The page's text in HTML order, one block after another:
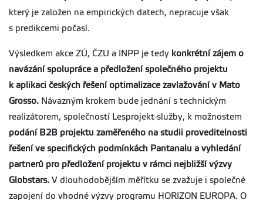
který je založen na empirických datech, nepracuje však
s predikcemi počasí.
Výsledkem akce ZÚ, ČZU a INPP je tedy konkrétní zájem o
navázání spolupráce a předložení společného projektu
k aplikaci českých řešení optimalizace zavlažování v Mato
Grosso. Návazným krokem bude jednání s technickým
realizátorem, společností Lesprojekt-služby, k možnostem
podání B2B projektu zaměřeného na studii proveditelnosti
řešení ve specifických podmínkách Pantanalu a vyhledání
partnerů pro předložení projektu v rámci nejbližší výzvy
Globstars. V dlouhodobějším měřítku se zvažuje i společné
zapojení do vhodné výzvy programu HORIZON EUROPA. O